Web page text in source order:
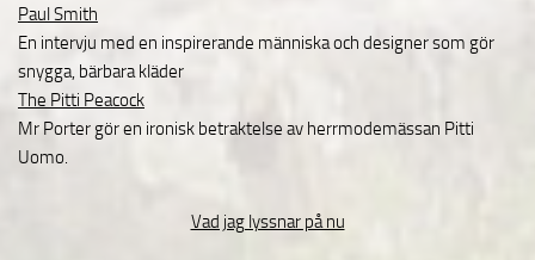
Paul Smith
En intervju med en inspirerande människa och designer som gör
snygga, bärbara kläder
The Pitti Peacock
Mr Porter gör en ironisk betraktelse av herrmodemässan Pitti
Uomo.
Vad jag lyssnar på nu